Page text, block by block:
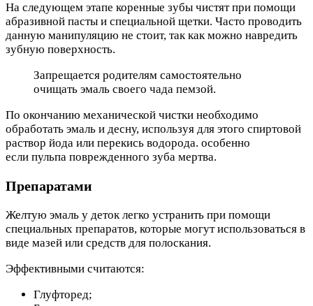
На следующем этапе коренные зубы чистят при помощи
абразивной пасты и специальной щетки. Часто проводить
данную манипуляцию не стоит, так как можно навредить
зубную поверхность.
Запрещается родителям самостоятельно
очищать эмаль своего чада пемзой.
По окончанию механической чистки необходимо
обработать эмаль и десну, используя для этого спиртовой
раствор йода или перекись водорода. особенно
если пульпа поврежденного зуба мертва.
Препаратами
Желтую эмаль у деток легко устранить при помощи
специальных препаратов, которые могут использоваться в
виде мазей или средств для полоскания.
Эффективными считаются:
Глуфторед;